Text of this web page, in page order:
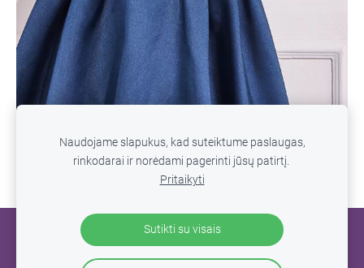
Naudojame slapukus, kad suteiktume paslaugas,
rinkodarai ir norėdami pagerinti jūsų patirtį.
Pritaikyti
Sutikti su visais